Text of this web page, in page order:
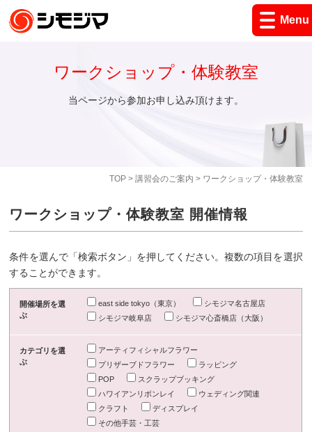
Menu
TOP> 講習会のご案内 > ワークショップ・体験教室
ワークショップ・体験教室
当ページから参加お申し込み頂けます。
ワークショップ・体験教室 開催情報
条件を選んで「検索ボタン」を押してください。複数の項目を選択
することができます。
開催場所を選
ぶ
east side tokyo（東京）
シモジマ名古屋店
シモジマ岐阜店
シモジマ心斎橋店（大阪）
カテゴリを選
ぶ
アーティフィシャルフラワー
プリザーブドフラワー
ラッピング
POP
スクラップブッキング
ハワイアンリボンレイ
ウェディング関連
クラフト
ディスプレイ
その他手芸・工芸